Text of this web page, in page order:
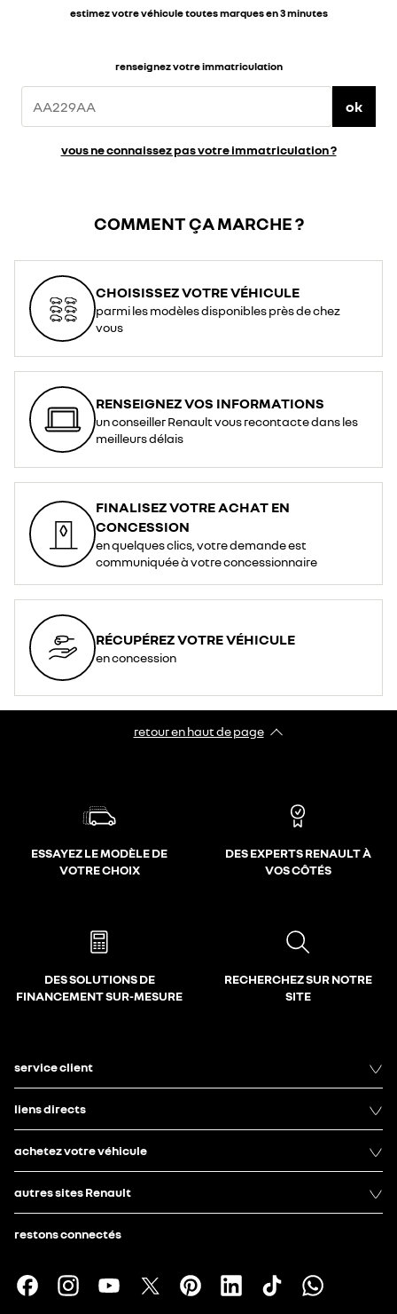
estimez votre véhicule toutes marques en 3 minutes
renseignez votre immatriculation
ok
vous ne connaissez pas votre immatriculation ?
COMMENT ÇA MARCHE ?
CHOISISSEZ VOTRE VÉHICULE
parmi les modèles disponibles près de chez
vous
RENSEIGNEZ VOS INFORMATIONS
un conseiller Renault vous recontacte dans les
meilleurs délais
FINALISEZ VOTRE ACHAT EN
CONCESSION
en quelques clics, votre demande est
communiquée à votre concessionnaire
RÉCUPÉREZ VOTRE VÉHICULE
en concession
retour en haut de page​
ESSAYEZ LE MODÈLE DE
VOTRE CHOIX
DES EXPERTS RENAULT À
VOS CÔTÉS
DES SOLUTIONS DE
FINANCEMENT SUR-MESURE
RECHERCHEZ SUR NOTRE
SITE
service client
liens directs
achetez votre véhicule
autres sites Renault
restons connectés